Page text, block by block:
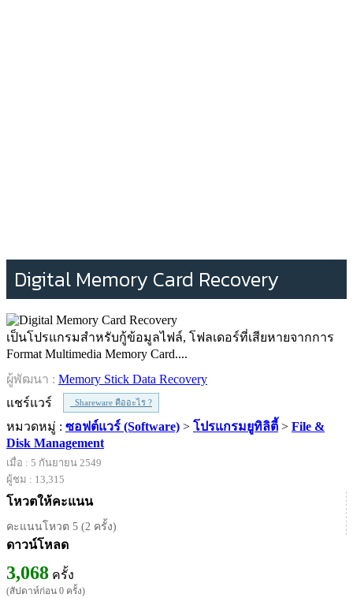
Digital Memory Card Recovery
เป็นโปรแกรมสำหรับกู้ข้อมูลไฟล์, โฟลเดอร์ที่เสียหายจากการ
Format Multimedia Memory Card....
ผู้พัฒนา : Memory Stick Data Recovery
แชร์แวร์
Shareware คืออะไร ?
หมวดหมู่ : ซอฟต์แวร์ (Software) > โปรแกรมยูทิลิตี้ > File &
Disk Management
เมื่อ : 5 กันยายน 2549
ผู้ชม : 13,315
โหวตให้คะแนน
คะแนนโหวต 5 (2 ครั้ง)
ดาวน์โหลด
3,068 ครั้ง
(สัปดาห์ก่อน 0 ครั้ง)